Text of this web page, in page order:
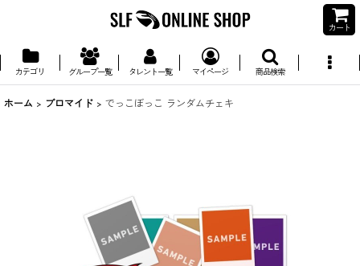
カート
カテゴリ グループ一覧 タレント一覧 マイページ 商品検索
ホーム > ブロマイド > でっこぼっこ ランダムチェキ